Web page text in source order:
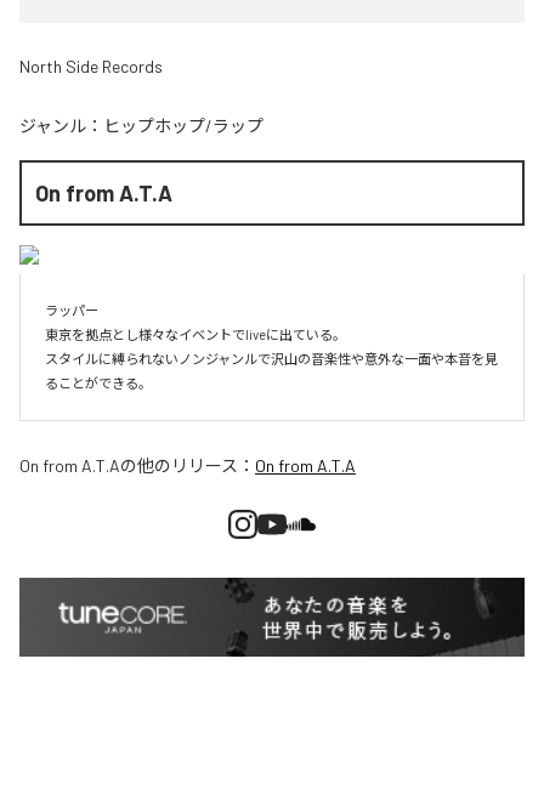
North Side Records
ジャンル： ヒップホップ/ラップ
On from A.T.A
ラッパー
東京を拠点とし様々なイベントでliveに出ている。
スタイルに縛られないノンジャンルで沢山の音楽性や意外な一面や本音を見
ることができる。
On from A.T.Aの他のリリース： On from A.T.A